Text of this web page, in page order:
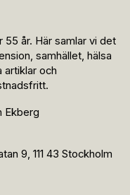
år. Här samlar vi det
samhället, hälsa
artiklar och
Ekberg
9, 111 43 Stockholm